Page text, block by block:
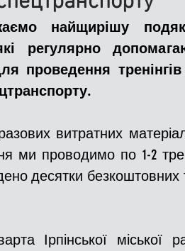
Новини
Свята Поліція
Добровільна
Цивільний захист
найщирішу
регулярно
проведення
витратних
ми проводимо по 1-2
десятки безкоштовних
Ірпінської міської